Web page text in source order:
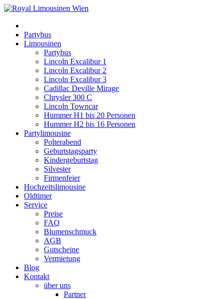
Partybus
Limousinen
Partybus
Lincoln Excalibur 1
Lincoln Excalibur 2
Lincoln Excalibur 3
Cadillac Deville Mirage
Chrysler 300 C
Lincoln Towncar
Hummer H1 bis 20 Personen
Hummer H2 bis 16 Personen
Partylimousine
Polterabend
Geburtstagsparty
Kindergeburtstag
Silvester
Firmenfeier
Hochzeitslimousine
Oldtimer
Service
Preise
FAQ
Blumenschmuck
AGB
Gutscheine
Vermietung
Blog
Kontakt
über uns
Partner